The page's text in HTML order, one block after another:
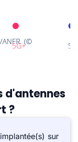
d'antennes
?
sur